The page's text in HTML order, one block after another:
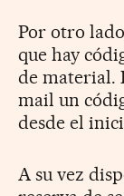
Por otro
que hay
de material.
mail un
desde el
A su vez